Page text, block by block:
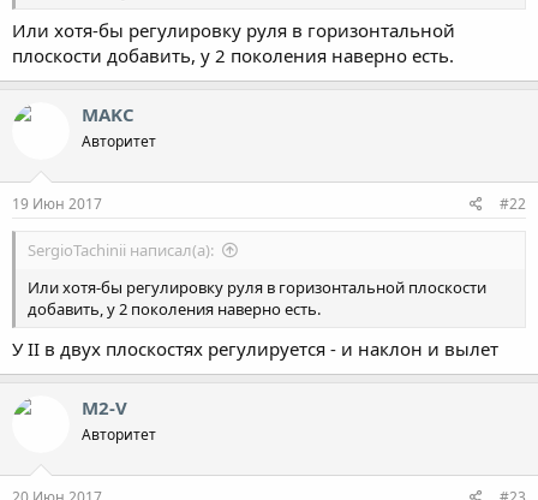
Или хотя-бы регулировку руля в горизонтальной
плоскости добавить, у 2 поколения наверно есть.
MAKC
Авторитет
19 Июн 2017 #22
SergioTachinii написал(а):
Или хотя-бы регулировку руля в горизонтальной плоскости
добавить, у 2 поколения наверно есть.
У II в двух плоскостях регулируется - и наклон и вылет
M2-V
Авторитет